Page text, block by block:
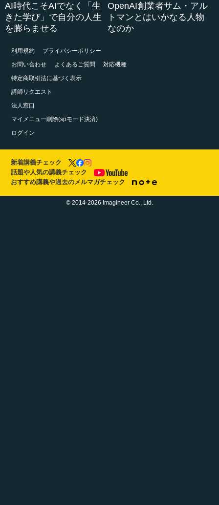
AI時代こそAIでなく「生
きた学び」で自分の人生
を膨らませる
OpenAI創業者サム・アル
トマンとはいかなる人物
なのか
利用規約
プライバシーポリシー
お問い合わせ
よくあるご質問
対応機種
特定商取引法に基づく表示
講師リクエスト
法人窓口
マイメニュー削除(spモード決済)
ログイン
新着講義チェック
話題や人気の講義チェック
おすすめ講義や過去のメルマガチェック
© 2014-2026 Imagineer Co., Ltd.